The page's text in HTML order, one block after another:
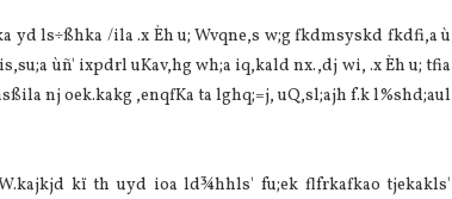
yd ls÷ßhka /ila‌ .x Èh u; Wvqne,s w;g fkdmsyskd fkdfi,a ù
ùñ' ixpdrl uKa‌v,hg wh;a iq,kald nx.,dj wi, .x Èh u; tfia
nj oek.kakg ,enqfKa ta lghq;=j, uQ,sl;ajh f.k l%shd;aul
kï th uyd ioa ld¾hhls' fu;ek flfrkafkao tjekakls'